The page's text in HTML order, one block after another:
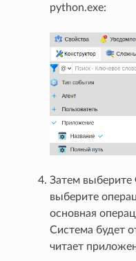
python.exe:
Затем выберите
выберите
основная
Система будет
читает